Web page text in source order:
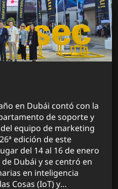
en Dubái contó con la
de soporte y
equipo de marketing
edición de este
del 14 al 16 de enero
Dubái y se centró en
en inteligencia
Cosas (IoT) y